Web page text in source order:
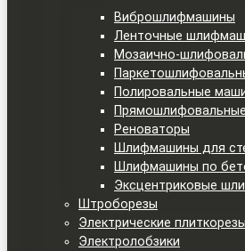
Виброшлифмашины
Ленточные
Мозаично-
Полировальные
Реноваторы
Шлифмашины для
Шлифмашины по
Эксцентриковые
Штроборезы
Электрические плиткорезы
Электролобзики